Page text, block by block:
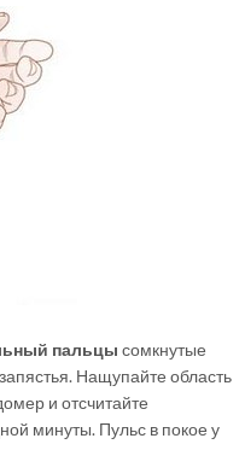
пальцы сомкнутые
Нащупайте область
и отсчитайте
минуты. Пульс в покое у